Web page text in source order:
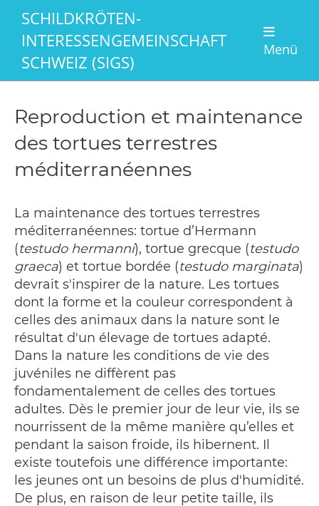
SCHILDKRÖTEN-
INTERESSENGEMEINSCHAFT
SCHWEIZ (SIGS)
Menü
Reproduction et maintenance
des tortues terrestres
méditerranéennes
La maintenance des tortues terrestres
méditerranéennes: tortue d’Hermann
(testudo hermanni), tortue grecque (testudo
graeca) et tortue bordée (testudo marginata)
devrait s'inspirer de la nature. Les tortues
dont la forme et la couleur correspondent à
celles des animaux dans la nature sont le
résultat d'un élevage de tortues adapté.
Dans la nature les conditions de vie des
juvéniles ne diffèrent pas
fondamentalement de celles des tortues
adultes. Dès le premier jour de leur vie, ils se
nourrissent de la même manière qu’elles et
pendant la saison froide, ils hibernent. Il
existe toutefois une différence importante:
les jeunes ont un besoins de plus d'humidité.
De plus, en raison de leur petite taille, ils